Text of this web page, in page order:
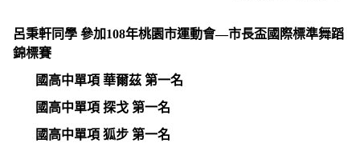
呂秉軒同學 參加108年桃園市運動會—市長盃國際標準舞蹈
錦標賽
國高中單項 華爾茲 第一名
國高中單項 探戈 第一名
國高中單項 狐步 第一名